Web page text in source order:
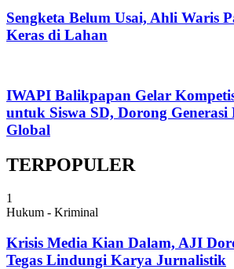
Sengketa Belum Usai, Ahli Waris
Keras di Lahan
IWAPI Balikpapan Gelar
untuk Siswa SD, Dorong Generasi
Global
TERPOPULER
1
Hukum - Kriminal
Krisis Media Kian Dalam, AJI
Tegas Lindungi Karya Jurnalistik